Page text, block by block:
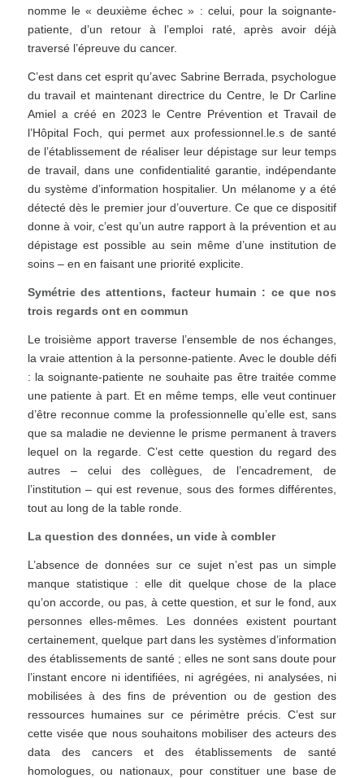
nomme le « deuxième échec » : celui, pour la soignante-
patiente, d’un retour à l’emploi raté, après avoir déjà
traversé l’épreuve du cancer.
C’est dans cet esprit qu’avec Sabrine Berrada, psychologue
du travail et maintenant directrice du Centre, le Dr Carline
Amiel a créé en 2023 le Centre Prévention et Travail de
l’Hôpital Foch, qui permet aux professionnel.le.s de santé
de l’établissement de réaliser leur dépistage sur leur temps
de travail, dans une confidentialité garantie, indépendante
du système d’information hospitalier. Un mélanome y a été
détecté dès le premier jour d’ouverture. Ce que ce dispositif
donne à voir, c’est qu’un autre rapport à la prévention et au
dépistage est possible au sein même d’une institution de
soins – en en faisant une priorité explicite.
Symétrie des attentions, facteur humain : ce que nos
trois regards ont en commun
Le troisième apport traverse l’ensemble de nos échanges,
la vraie attention à la personne-patiente. Avec le double défi
: la soignante-patiente ne souhaite pas être traitée comme
une patiente à part. Et en même temps, elle veut continuer
d’être reconnue comme la professionnelle qu’elle est, sans
que sa maladie ne devienne le prisme permanent à travers
lequel on la regarde. C’est cette question du regard des
autres – celui des collègues, de l’encadrement, de
l’institution – qui est revenue, sous des formes différentes,
tout au long de la table ronde.
La question des données, un vide à combler
L’absence de données sur ce sujet n’est pas un simple
manque statistique : elle dit quelque chose de la place
qu’on accorde, ou pas, à cette question, et sur le fond, aux
personnes elles-mêmes. Les données existent pourtant
certainement, quelque part dans les systèmes d’information
des établissements de santé ; elles ne sont sans doute pour
l’instant encore ni identifiées, ni agrégées, ni analysées, ni
mobilisées à des fins de prévention ou de gestion des
ressources humaines sur ce périmètre précis. C’est sur
cette visée que nous souhaitons mobiliser des acteurs des
data des cancers et des établissements de santé
homologues, ou nationaux, pour constituer une base de